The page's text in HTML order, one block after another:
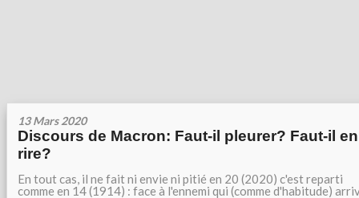
13 Mars 2020
Discours de Macron: Faut-il pleurer? Faut-il en
rire?
En tout cas, il ne fait ni envie ni pitié en 20 (2020) c'est reparti
comme en 14 (1914) : face à l'ennemi qui (comme d'habitude)